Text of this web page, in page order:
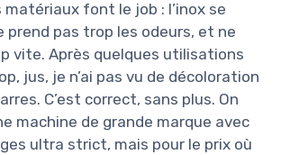
matériaux font le job : l’inox se
prend pas trop les odeurs, et ne
vite. Après quelques utilisations
jus, je n’ai pas vu de décoloration
C’est correct, sans plus. On
machine de grande marque avec
ultra strict, mais pour le prix où